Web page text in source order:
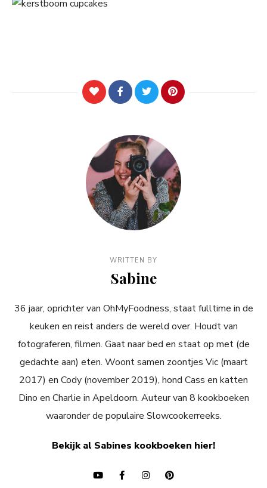
WRITTEN BY
Sabine
36 jaar, oprichter van OhMyFoodness, staat fulltime in de
keuken en reist anders de wereld over. Houdt van
fotograferen, filmen. Gaat naar bed en staat op met (de
gedachte aan) eten. Woont samen zoontjes Vic (maart
2017) en Cody (november 2019), hond Cass en katten
Dino en Charlie in Apeldoorn. Auteur van 8 kookboeken
waaronder de populaire Slowcookerreeks.
Bekijk al Sabines kookboeken hier!